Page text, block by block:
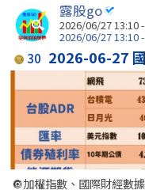
露股go
2026/06/27 13:10
2026/06/27 13:10
30 2026-06-27
🔘加權指數、國際財經數